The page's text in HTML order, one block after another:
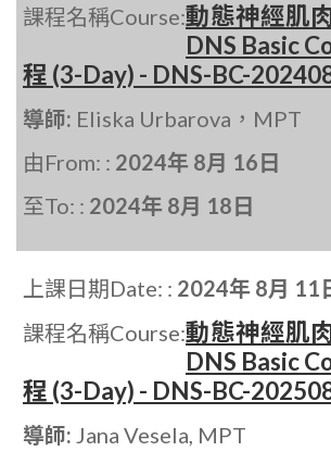
課程名稱Course:動態神經肌
DNS Basic
程 (3-Day) - DNS-BC-
導師: Eliska Urbarova，MPT
由From: : 2024年 8月 16日
至To: : 2024年 8月 18日
上課日期Date: : 2024年 8月 11
課程名稱Course:動態神經肌
DNS Basic
程 (3-Day) - DNS-BC-
導師: Jana Vesela, MPT